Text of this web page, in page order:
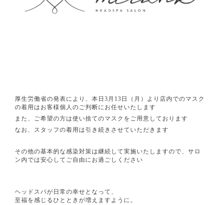
厚生労働省の発表により、本日3月13日（月）より店内でのマスク
の着用はお客様個人のご判断にお任せいたします
また、ご希望の方は使い捨てのマスクをご用意しております
なお、スタッフの着用は引き続きさせていただきます
その他の基本的な感染対策は継続して実施いたしますので、サロ
ン内では安心してご自由にお過ごしください
ヘッドスパが日常の幸せとなって、
至福を感じるひとときが増えますように。